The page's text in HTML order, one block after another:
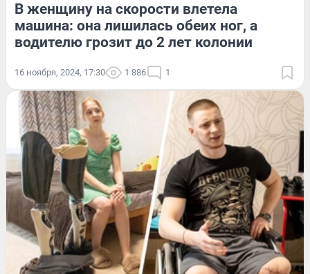
В женщину на скорости влетела
машина: она лишилась обеих ног, а
водителю грозит до 2 лет колонии
16 ноября, 2024, 17:30 1 886 1